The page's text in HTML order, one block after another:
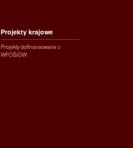
Projekty krajowe
Projekty dofinansowane z
WFOŚiGW